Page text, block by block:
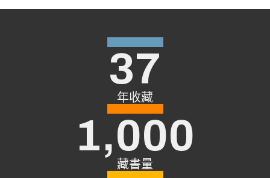
年收藏
37
藏書量
1,000